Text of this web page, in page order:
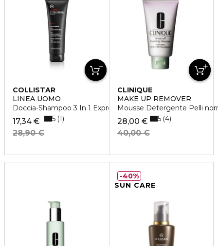
COLLISTAR
LINEA UOMO
Doccia-Shampoo 3 In 1 Express
17,34 €
28,90 €
5 1
CLINIQUE
MAKE UP REMOVER
Mousse Detergente Pelli
28,00 €
40,00 €
5 4
SUN CARE
40%